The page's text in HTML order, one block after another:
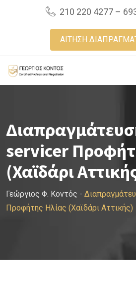
210 220 4277 –
ΑΙΤΗΣΗ
servicer
(Χαϊδάρι
Γεώργιος Φ. Κοντός -
Προφήτης Ηλίας (Χαϊδάρι Αττικής)